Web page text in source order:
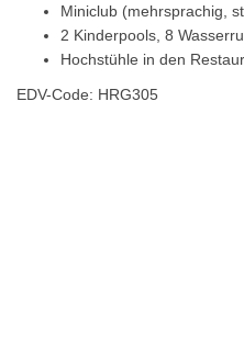
Miniclub (mehrsprachig,
2 Kinderpools, 8
Hochstühle in den
EDV-Code: HRG305